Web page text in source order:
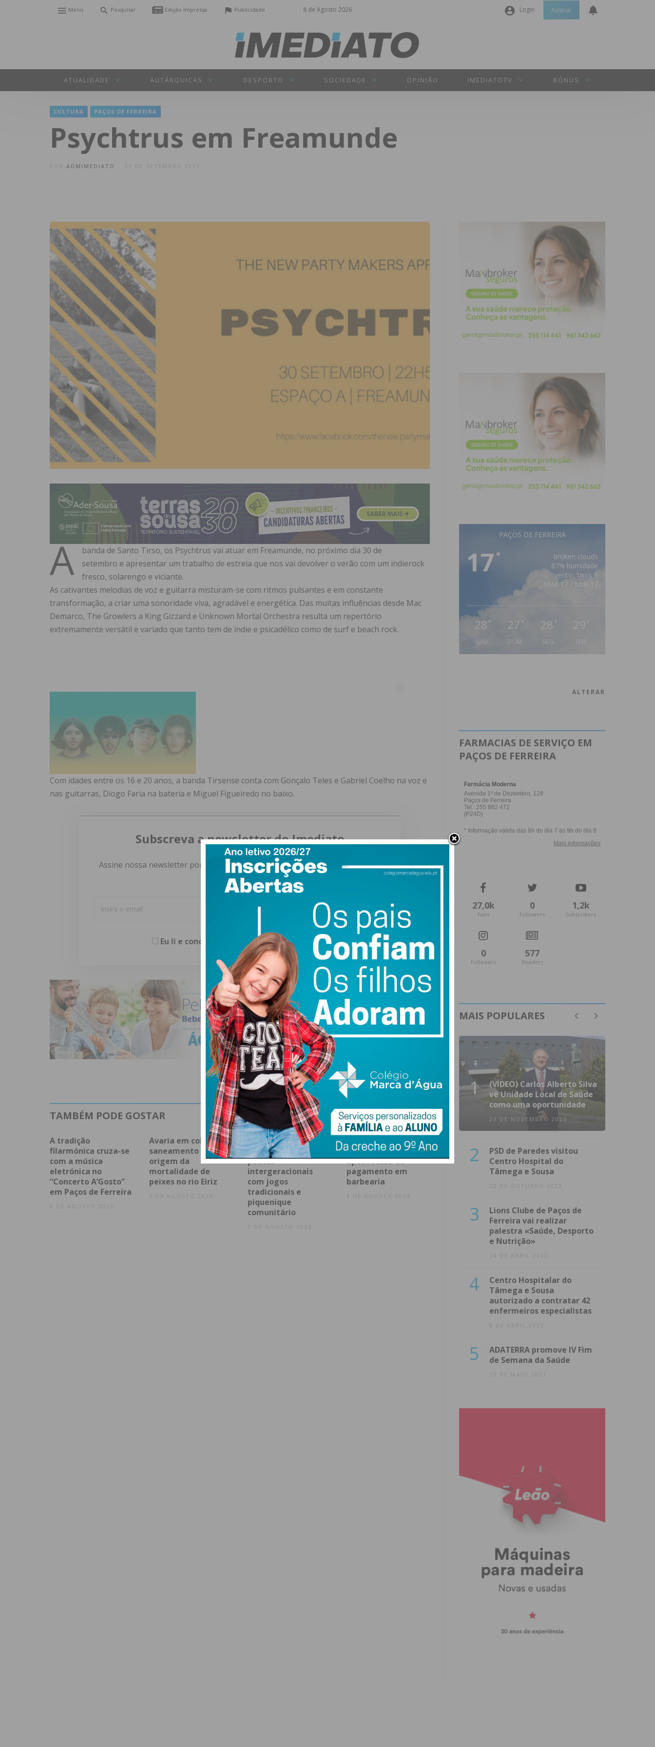
8 de Agosto 2026
Menu Pesquisar Edição Impressa Publicidade Login
Senha
Assinar
ATUALIDADE AUTÁRQUICAS DESPORTO SOCIEDADE OPINIÃO IMEDIATOTV BÓNUS
CULTURA PAÇOS DE FERREIRA
Psychtrus em Freamunde
ADMIMEDIATO 21 DE SETEMBRO 2017
A
banda de Santo Tirso, os Psychtrus vai atuar em Freamunde, no próximo dia 30 de
setembro e apresentar um trabalho de estreia que nos vai devolver o verão com um indierock
fresco, solarengo e viciante.
As cativantes melodias de voz e guitarra misturam-se com ritmos pulsantes e em constante
transformação, a criar uma sonoridade viva, agradável e energética. Das muitas influências desde Mac
Demarco, The Growlers a King Gizzard e Unknown Mortal Orchestra resulta um repertório
extremamente versátil e variado que tanto tem de indie e psicadélico como de surf e beach rock.
Com idades entre os 16 e 20 anos, a banda Tirsense conta com Gonçalo Teles e Gabriel Coelho na voz e
nas guitarras, Diogo Faria na bateria e Miguel Figueiredo no baixo.
Subscreva a newsletter do Imediato
Assine nossa newsletter por e-mail e obtenha de forma regular a informação
atualizada.
Eu li e concordo com ostermos e condições
TAMBÉM PODE GOSTAR
A tradição
filarmónica cruza-se
com a música
eletrónica no
“Concerto A’Gosto”
em Paços de Ferreira
6 DE AGOSTO 2026
Avaria em coletor de
saneamento na
origem da
mortalidade de
peixes no rio Eiriz
6 DE AGOSTO 2026
“Dos 8 aos 80”: Paços
de Ferreira celebra
pontes
intergeracionais
com jogos
tradicionais e
piquenique
comunitário
5 DE AGOSTO 2026
Disparos no centro
de Paços de Ferreira
após recusa de
pagamento em
barbearia
4 DE AGOSTO 2026
PAÇOS DE FERREIRA
17 °
broken clouds
87% humidade
vento: 1m/s E
MAX 17 • MIN 17
28 °
SÁB
27 °
DOM
28 °
SEG
29 °
ALTERAR
FARMACIAS DE SERVIÇO EM
PAÇOS DE FERREIRA
27,0k
Fans
0
Followers
1,2k
Subscribers
0
Followers
577
Readers
MAIS POPULARES
1
(VÍDEO) Carlos Alberto Silva
vê Unidade Local de Saúde
como uma oportunidade
23 DE NOVEMBRO 2023
2
PSD de Paredes visitou
Centro Hospital do
Tâmega e Sousa
23 DE OUTUBRO 2023
3
Lions Clube de Paços de
Ferreira vai realizar
palestra «Saúde, Desporto
e Nutrição»
14 DE ABRIL 2022
4
Centro Hospitalar do
Tâmega e Sousa
autorizado a contratar 42
enfermeiros especialistas
8 DE ABRIL 2022
5
ADATERRA promove IV Fim
de Semana da Saúde
21 DE MAIO 2021